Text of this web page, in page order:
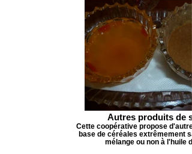
Autres produits de
Cette coopérative propose
base de céréales extrêmement
mélange ou non à l'huile